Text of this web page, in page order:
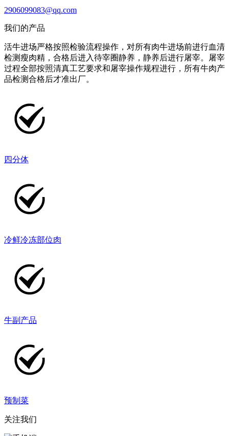
2906099083@qq.com
我们的产品
活牛进场严格按照检验流程操作，对所有肉牛进场前进行血清
检测瘦肉精，合格后进入待宰圈静养，静养后进行屠宰。屠宰
过程全部按照清真工艺要求和屠宰操作规程进行，所有牛肉产
品检测合格后才准出厂。
四分体
冷鲜冷冻部位肉
牛副产品
预制菜
关注我们